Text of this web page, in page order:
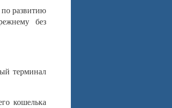
развитию
без
терминал
кошелька